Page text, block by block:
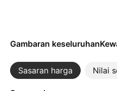
Gambaran keseluruhan
Sasaran harga Nilai